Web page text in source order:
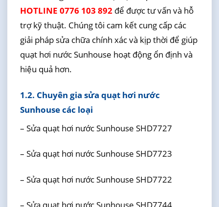
HOTLINE 0776 103 892để được tư vấn và hỗ
trợ kỹ thuật. Chúng tôi cam kết cung cấp các
giải pháp sửa chữa chính xác và kịp thời để giúp
quạt hơi nước Sunhouse hoạt động ổn định và
hiệu quả hơn.
1.2. Chuyên gia sửa quạt hơi nước
Sunhouse các loại
– Sửa quạt hơi nước Sunhouse SHD7727
– Sửa quạt hơi nước Sunhouse SHD7723
– Sửa quạt hơi nước Sunhouse SHD7722
– Sửa quạt hơi nước Sunhouse SHD7744